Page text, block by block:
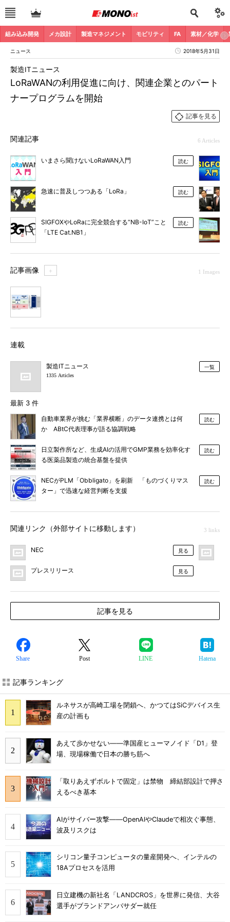
組み込み開発 メカ設計 製造マネジメント モビリティ FA 素材／化学
ニュース 2018年5月31日
LoRaWANの利用促進に向け、関連企業とのパート
ナープログラムを開始
製造ITニュース
記事を見る
関連記事 6 Articles
いまさら聞けないLoRaWAN入門 読む
急速に普及しつつある「LoRa」 読む
SIGFOXやLoRaに完全競合する“NB-IoT”こと
「LTE Cat.NB1」
読む
記事画像 ＋ 1 Images
連載
製造ITニュース
1335 Articles
一覧
最新 3 件
自動車業界が挑む「業界横断」のデータ連携とは何
か ABtC代表理事が語る協調戦略
読む
日立製作所など、生成AIの活用でGMP業務を効率化す
る医薬品製造の統合基盤を提供
読む
NECがPLM「Obbligato」を刷新 「ものづくりマス
ター」で迅速な経営判断を支援
読む
関連リンク（外部サイトに移動します） 3 links
NEC 見る
プレスリリース 見る
記事を見る
Share Post LINE Hatena
記事ランキング
ルネサスが高崎工場を閉鎖へ、かつてはSiCデバイス生
産の計画も
あえて歩かせない――準国産ヒューマノイド「D1」登
場、現場稼働で日本の勝ち筋へ
「取りあえずボルトで固定」は禁物 締結部設計で押さ
えるべき基本
AIがサイバー攻撃――OpenAIやClaudeで相次ぐ事態、
波及リスクは
シリコン量子コンピュータの量産開発へ、インテルの
18Aプロセスを活用
日立建機の新社名「LANDCROS」を世界に発信、大谷
選手がブランドアンバサダー就任